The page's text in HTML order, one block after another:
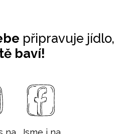
připravuje jídlo,
baví!